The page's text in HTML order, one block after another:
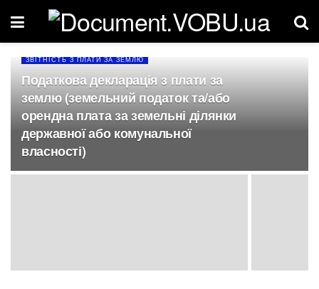
ЗВІТНІСТЬ З ПЛАТИ ЗА ЗЕМЛЮ
Податкова декларація з плати за
землю (земельний податок та/або
орендна плата за земельні ділянки
державної або комунальної
власності)